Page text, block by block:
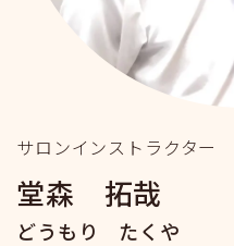
サロンインストラクター
堂森 拓哉
どうもり たくや